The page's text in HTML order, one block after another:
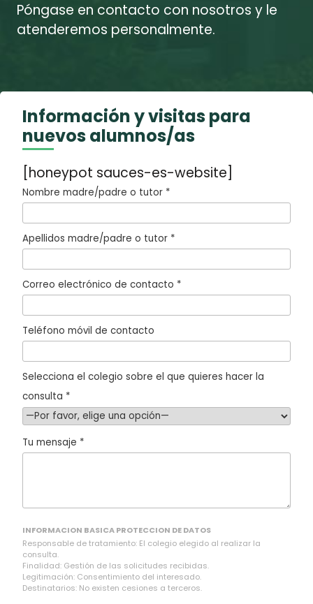
Póngase en contacto con nosotros y le
atenderemos personalmente.
Información y visitas para
nuevos alumnos/as
[honeypot sauces-es-website]
Nombre madre/padre o tutor *
Apellidos madre/padre o tutor *
Correo electrónico de contacto *
Teléfono móvil de contacto
Selecciona el colegio sobre el que quieres hacer la
consulta *
Tu mensaje *
INFORMACION BASICA PROTECCION DE DATOS
Responsable de tratamiento: El colegio elegido al realizar la
consulta.
Finalidad: Gestión de las solicitudes recibidas.
Legitimación: Consentimiento del interesado.
Destinatarios: No existen cesiones a terceros.